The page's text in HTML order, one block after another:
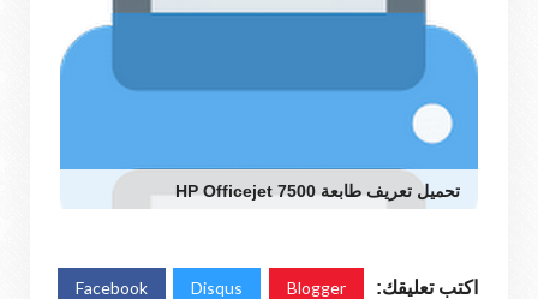
تحميل تعريف طابعة HP Officejet 7500
اكتب تعليقك: Blogger
Disqus
Facebook